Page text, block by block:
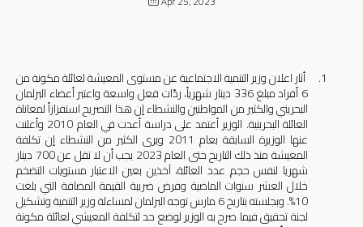
1. أثار اعلان وزير التنمية الاجتماعية عن مستوى المعيشة لعائلة مكونة من
6 أفراد مبلغ 336 دينار شهرياً، ردّات فعل واسعة واعتبر أعضاء البرلمان
البحريني والكثير من المواطنين والنشطاء إن هذا التصريح استفزازاً لمعاناة
العائلة البحرينية. الوزير أعتمد على دراسة أعدت في العام 2010 وأعلنت
عنها الوزيرة السابقة بعام 2011 ويرى الكثير من النشطاء إن تكلفة
المعيشة منذ ذلك التاريخ حتى العام 2023 يجب أن لا تقل عن 700 دينار
شهريا لنفس حجم عدد العائلة، آخذين بعين الاعتبار مستويات التضخم
خلال العشر سنوات الماضية وفرض ضريبة القيمة المضافة التي بلغت
10%. وبجلسته بتاريخ 6 مارس توجه البرلمان لمساءلة وزير التنمية وتشكيل
لجنة تحقيق فيما صرح به الوزير لوضع حد لتكلفة المعيشي لعائلة مكونة